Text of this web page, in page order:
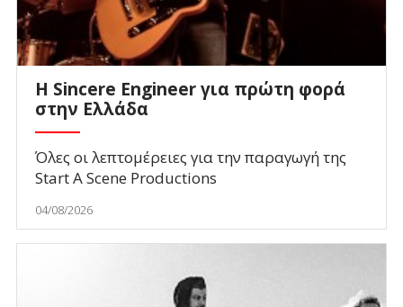
Η Sincere Engineer για πρώτη φορά
στην Ελλάδα
Όλες οι λεπτομέρειες για την παραγωγή της
Start A Scene Productions
04/08/2026